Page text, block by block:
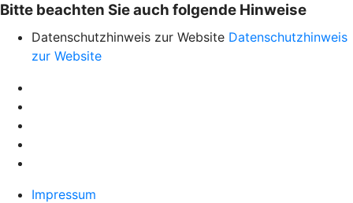
Bitte beachten Sie auch folgende Hinweise
Datenschutzhinweis zur Website Datenschutzhinweis
zur Website
Impressum